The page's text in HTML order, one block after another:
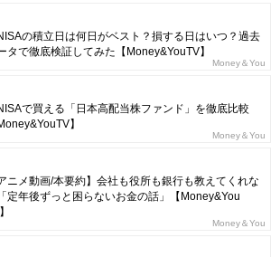
の積立日は何日がベスト？損する日はいつ？過去
タで徹底検証してみた【Money&YouTV】
Money＆You
で買える「日本高配当株ファンド」を徹底比較
】
Money＆You
アニメ動画/本要約】会社も役所も銀行も教えてくれな
定年後ずっと困らないお金の話」【Money&You
Money＆You